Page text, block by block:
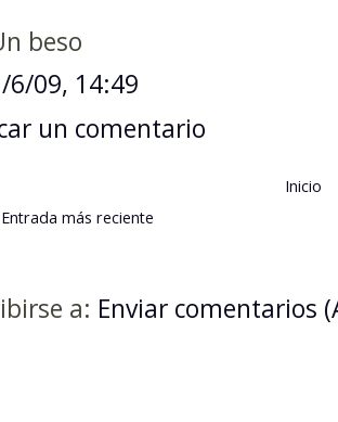
beso
6/09, 14:49
un comentario
Entrada más reciente
Inicio
a: Enviar comentarios